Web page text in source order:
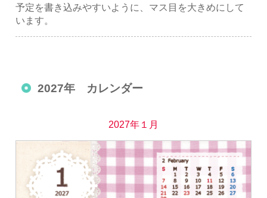
予定を書き込みやすいように、マス目を大きめにして
います。
2027年 カレンダー
2027年１月